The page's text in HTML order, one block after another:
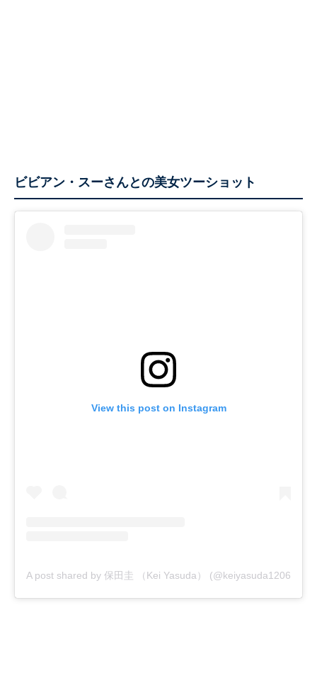
ビビアン・スーさんとの美女ツーショット
View this post on Instagram
A post shared by 保田圭 （Kei Yasuda） (@keiyasuda1206)